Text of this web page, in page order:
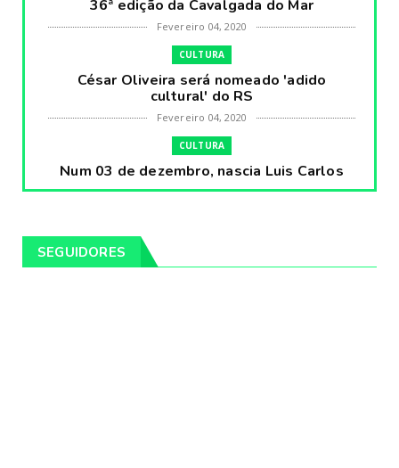
36ª edição da Cavalgada do Mar
Fevereiro 04, 2020
CULTURA
César Oliveira será nomeado 'adido
cultural' do RS
Fevereiro 04, 2020
CULTURA
Num 03 de dezembro, nascia Luis Carlos
Prestes, o Cavaleiro ...
Pintores da Temática Gauchesca - parte
SEGUIDORES